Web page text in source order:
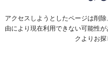
アクセスしようとしたページは削
由により現在利用できない可能性
クよりお探